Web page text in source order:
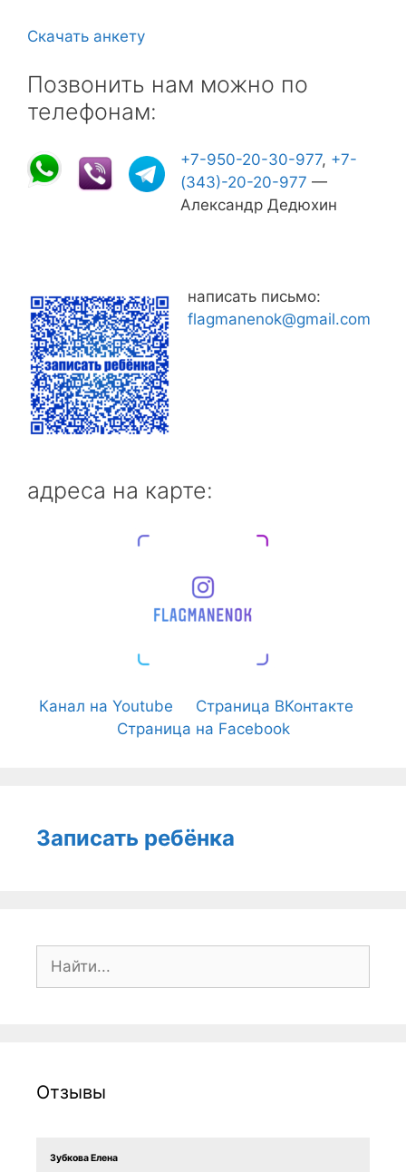
Скачать анкету
Позвонить нам можно по
телефонам:
+7-950-20-30-977, +7-
(343)-20-20-977 —
Александр Дедюхин
написать письмо:
flagmanenok@gmail.com
адреса на карте:
Канал на Youtube
Страница ВКонтакте
Страница на Facebook
Записать ребёнка
Поиск:
Отзывы
Зубкова Елена